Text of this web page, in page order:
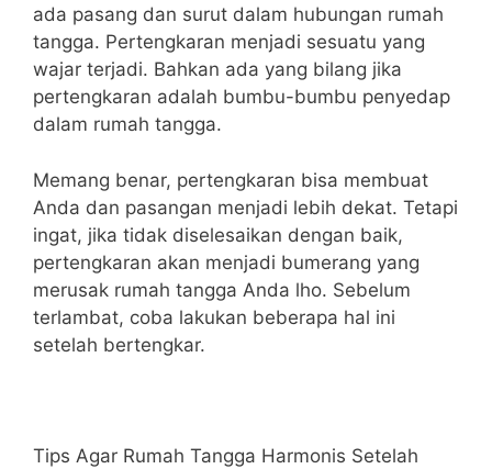
ada pasang dan surut dalam hubungan rumah
tangga. Pertengkaran menjadi sesuatu yang
wajar terjadi. Bahkan ada yang bilang jika
pertengkaran adalah bumbu-bumbu penyedap
dalam rumah tangga.
Memang benar, pertengkaran bisa membuat
Anda dan pasangan menjadi lebih dekat. Tetapi
ingat, jika tidak diselesaikan dengan baik,
pertengkaran akan menjadi bumerang yang
merusak rumah tangga Anda lho. Sebelum
terlambat, coba lakukan beberapa hal ini
setelah bertengkar.
Tips Agar Rumah Tangga Harmonis Setelah